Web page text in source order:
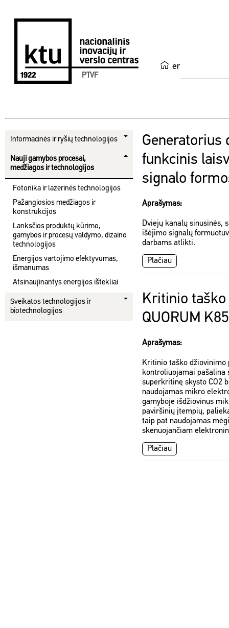
en
PTVF
Informacinės ir ryšių technologijos
Nauji gamybos procesai,
medžiagos ir technologijos
Fotonika ir lazerinės technologijos
Pažangiosios medžiagos ir
konstrukcijos
Lanksčios produktų kūrimo,
gamybos ir procesų valdymo, dizaino
technologijos
Energijos vartojimo efektyvumas,
išmanumas
Atsinaujinantys energijos ištekliai
Sveikatos technologijos ir
biotechnologijos
Generatorius
funkcinis
signalo
Aprašymas:
Dviejų kanalų sinusinės,
išėjimo signalų
darbams atlikti.
Plačiau
Kritinio
QUORUM
Aprašymas:
Kritinio taško džiovinimo
kontroliuojamai pašalina
superkritinę skysto CO2
naudojamas mikro
gamyboje išdžiovinus
paviršinių įtempių,
taip pat naudojamas
skenuojančiam
Plačiau